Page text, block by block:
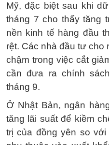
Mỹ, đặc biệt sau khi
tháng 7 cho thấy tăng
nền kinh tế hàng đầu
rệt. Các nhà đầu tư cho
chậm trong việc cắt
cần đưa ra chính
tháng 9.
Ở Nhật Bản, ngân
tăng lãi suất để kiềm
trị của đồng yên so